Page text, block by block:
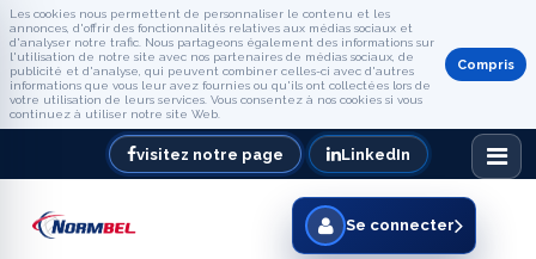
Les cookies nous permettent de personnaliser le contenu et les
annonces, d'offrir des fonctionnalités relatives aux médias sociaux et
d'analyser notre trafic. Nous partageons également des informations sur
l'utilisation de notre site avec nos partenaires de médias sociaux, de
publicité et d'analyse, qui peuvent combiner celles-ci avec d'autres
informations que vous leur avez fournies ou qu'ils ont collectées lors de
votre utilisation de leurs services. Vous consentez à nos cookies si vous
continuez à utiliser notre site Web.
Compris
visitez notre page LinkedIn
Se connecter